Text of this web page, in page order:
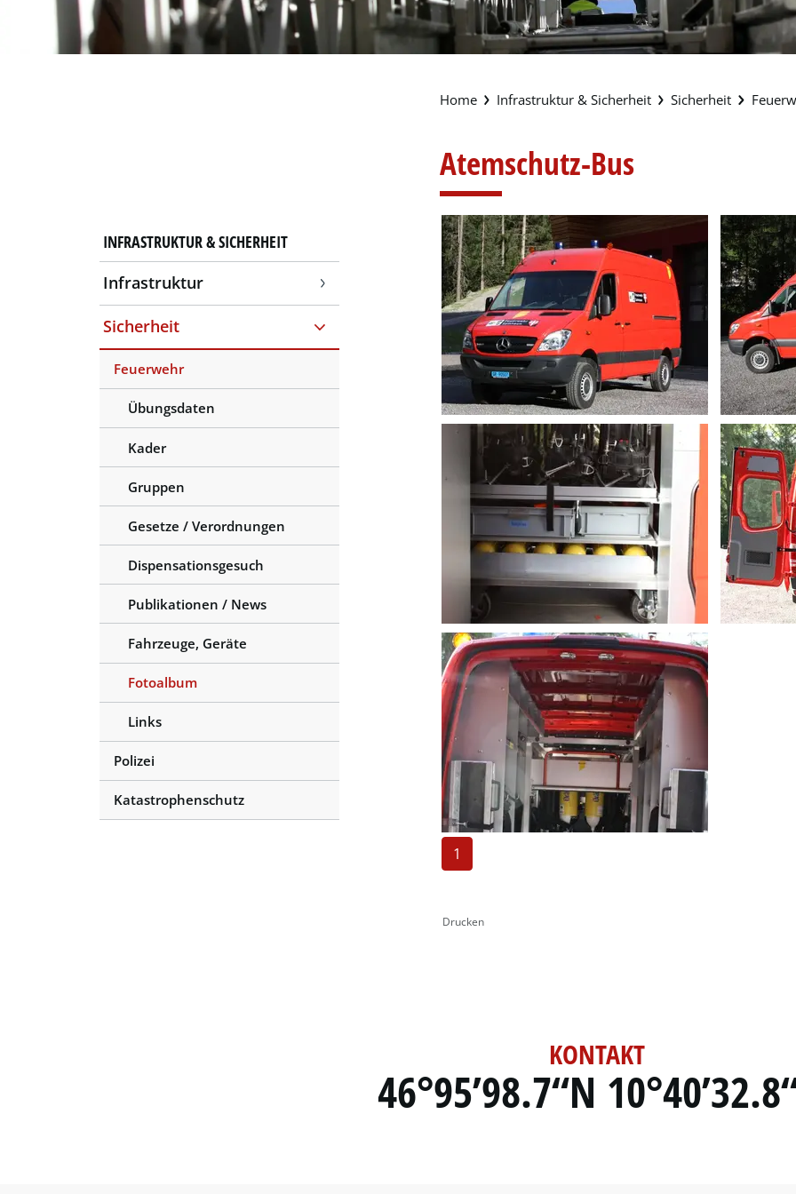
Infrastruktur & Sicherheit Sicherheit
Atemschutz-Bus
INFRASTRUKTUR & SICHERHEIT
Infrastruktur
Sicherheit
Feuerwehr
Übungsdaten
Kader
Gruppen
Gesetze / Verordnungen
Dispensationsgesuch
Publikationen / News
Fahrzeuge, Geräte
Fotoalbum
Links
Polizei
Katastrophenschutz
1
Drucken
46°95’98.7“N
KONTAKT